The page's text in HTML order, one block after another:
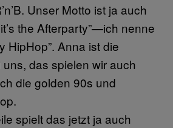
Unser Motto ist ja auch
the Afterparty”—ich nenne
HipHop”. Anna ist die
das spielen wir auch
die golden 90s und
spielt das jetzt ja auch